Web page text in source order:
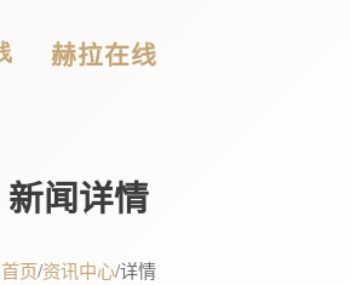
赫拉在线
新闻详情
首页/资讯中心/详情